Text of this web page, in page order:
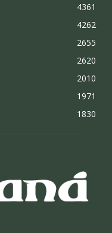
4361
4262
2655
2620
2010
1971
1830